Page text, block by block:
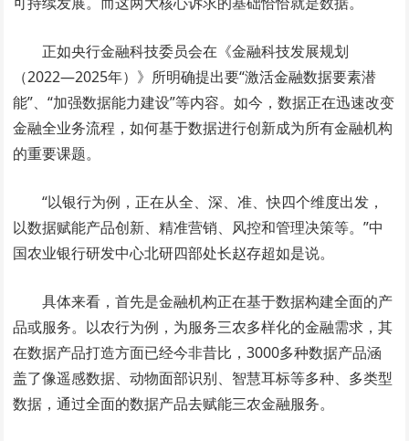
正如央行金融科技委员会在《金融科技发展规划
（2022—2025年）》所明确提出要“激活金融数据要素潜
能”、“加强数据能力建设”等内容。如今，数据正在迅速改变
金融全业务流程，如何基于数据进行创新成为所有金融机构
的重要课题。
“以银行为例，正在从全、深、准、快四个维度出发，
以数据赋能产品创新、精准营销、风控和管理决策等。”中
国农业银行研发中心北研四部处长赵存超如是说。
具体来看，首先是金融机构正在基于数据构建全面的产
品或服务。以农行为例，为服务三农多样化的金融需求，其
在数据产品打造方面已经今非昔比，3000多种数据产品涵
盖了像遥感数据、动物面部识别、智慧耳标等多种、多类型
数据，通过全面的数据产品去赋能三农金融服务。